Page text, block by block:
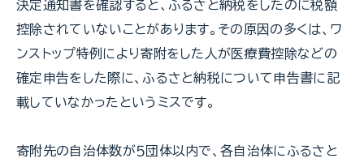
決定通知書を確認すると、ふるさと納税をしたのに税額
控除されていないことがあります。その原因の多くは、ワ
ンストップ特例により寄附をした人が医療費控除などの
確定申告をした際に、ふるさと納税について申告書に記
載していなかったというミスです。
寄附先の自治体数が５団体以内で、各自治体にふるさと